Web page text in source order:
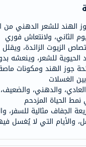
الهند للشعر الدهني من
الثاني، ولانتعاش فوري
الزيوت الزائدة،
الحيوية للشعر، وينعشه
جوز الهند ومكونات
الغسلات
والدهني، والضعيف،
الحياة المزدحم
الجفاف مثالية للسفر،
والأيام التي لا يُغسل